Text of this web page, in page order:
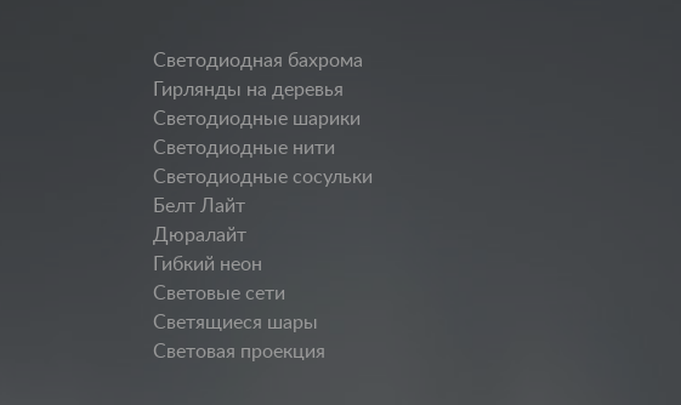
Светодиодная бахрома
Гирлянды на деревья
Светодиодные шарики
Светодиодные нити
Светодиодные сосульки
Белт Лайт
Дюралайт
Гибкий неон
Световые сети
Светящиеся шары
Световая проекция